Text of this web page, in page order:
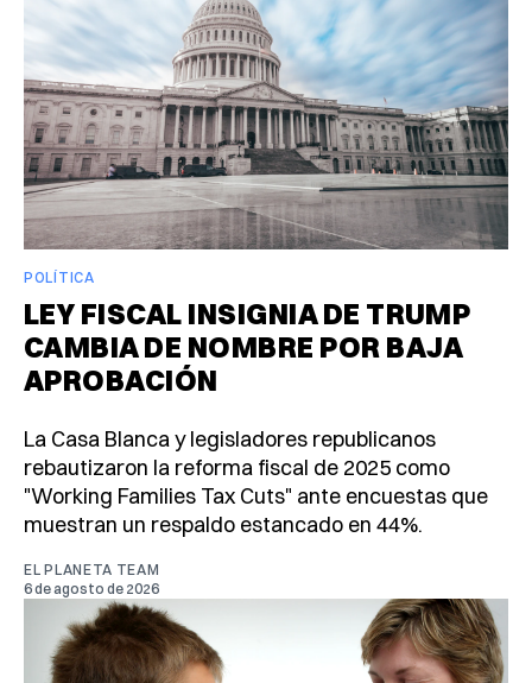
POLÍTICA
LEY FISCAL INSIGNIA DE TRUMP
CAMBIA DE NOMBRE POR BAJA
APROBACIÓN
La Casa Blanca y legisladores republicanos
rebautizaron la reforma fiscal de 2025 como
"Working Families Tax Cuts" ante encuestas que
muestran un respaldo estancado en 44%.
EL PLANETA TEAM
6 de agosto de 2026